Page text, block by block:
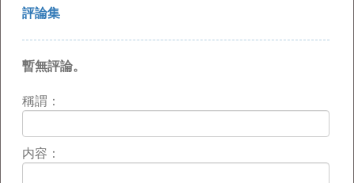
評論集
暫無評論。
稱謂：
内容：